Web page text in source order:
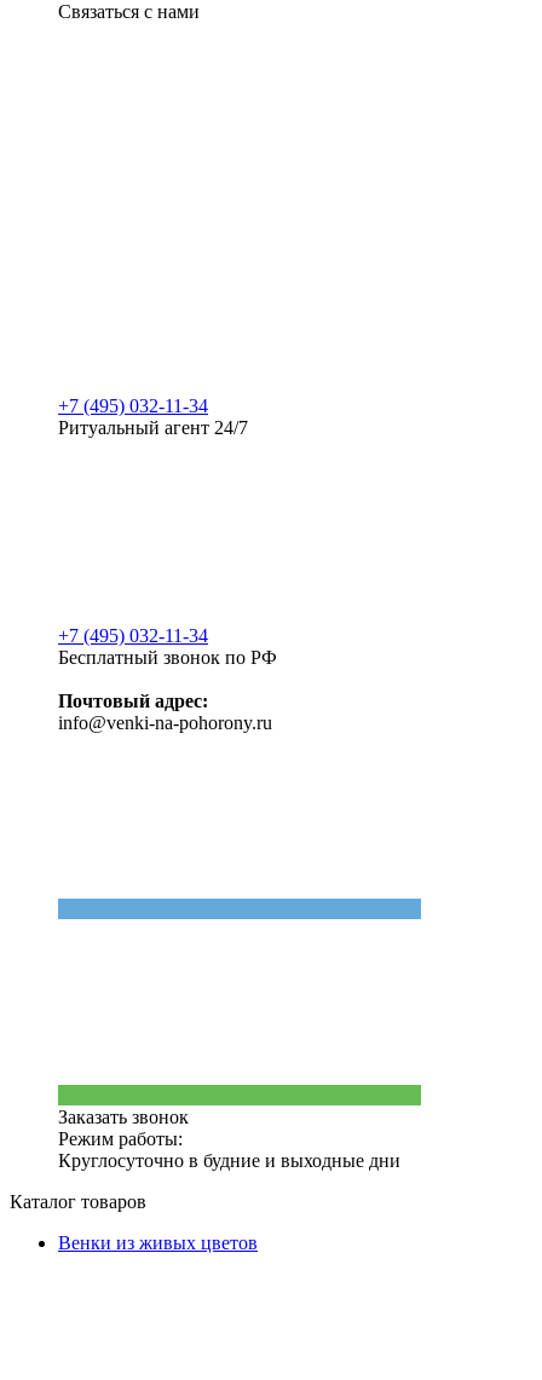
Связаться с нами
+7 (495) 032-11-34
Ритуальный агент 24/7
+7 (495) 032-11-34
Бесплатный звонок по РФ
Почтовый адрес:
info@venki-na-pohorony.ru
Заказать звонок
Режим работы:
Круглосуточно в будние и выходные дни
Каталог товаров
Венки из живых цветов